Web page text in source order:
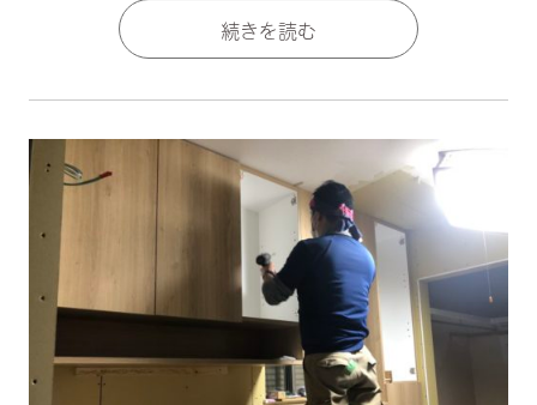
続きを読む